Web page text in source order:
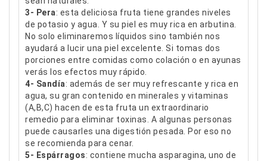
3- Pera: esta deliciosa fruta tiene grandes niveles
de potasio y agua. Y su piel es muy rica en arbutina.
No solo eliminaremos líquidos sino también nos
ayudará a lucir una piel excelente. Si tomas dos
porciones entre comidas como colación o en ayunas
verás los efectos muy rápido.
4- Sandía: además de ser muy refrescante y rica en
agua, su gran contenido en minerales y vitaminas
(A,B,C) hacen de esta fruta un extraordinario
remedio para eliminar toxinas. A algunas personas
puede causarles una digestión pesada. Por eso no
se recomienda para cenar.
5- Espárragos: contiene mucha asparagina, uno de